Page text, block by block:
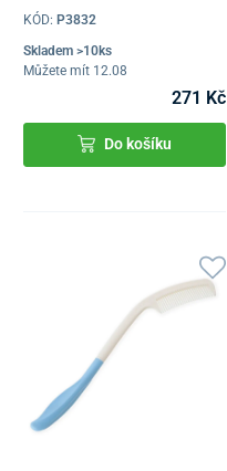
KÓD: P3832
Skladem >10ks
Můžete mít 12.08
271 Kč
Do košíku